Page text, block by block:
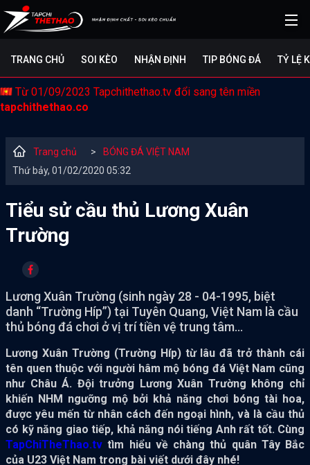
TRANG CHỦ SOI KÈO NHẬN ĐỊNH TIP BÓNG ĐÁ TỶ LỆ
Từ 01/09/2023 Tapchithethao.tv đổi sang tên miền
tapchithethao.co
Trang chủ >
BÓNG ĐÁ VIỆT NAM
Thứ bảy, 01/02/2020 05:32
Tiểu sử cầu thủ Lương Xuân
Trường
Lương Xuân Trường (sinh ngày 28 - 04-1995, biệt
danh “Trường Híp”) tại Tuyên Quang, Việt Nam là cầu
thủ bóng đá chơi ở vị trí tiền vệ trung tâm...
Lương Xuân Trường (Trường Híp) từ lâu đã trở thành cái
tên quen thuộc với người hâm mộ bóng đá Việt Nam cũng
như Châu Á. Đội trưởng Lương Xuân Trường không chỉ
khiến NHM ngưỡng mộ bởi khả năng chơi bóng tài hoa,
được yêu mến từ nhân cách đến ngoại hình, và là cầu thủ
có kỹ năng giao tiếp, khả năng nói tiếng Anh rất tốt. Cùng
TapChiTheThao.tv tìm hiểu về chàng thủ quân Tây Bắc
của U23 Việt Nam trong bài viết dưới đây nhé!